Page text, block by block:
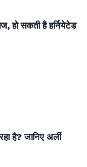
हो सकती है हर्नियेटेड
है? जानिए अर्ली